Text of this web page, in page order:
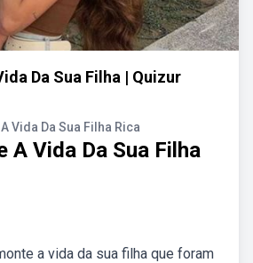
Da Sua Filha | Quizur
Vida Da Sua Filha Rica
A Vida Da Sua Filha
a vida da sua filha que foram